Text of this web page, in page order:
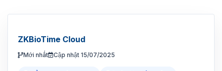
ZKBioTime Cloud
Mới nhất Cập nhật 15/07/2025